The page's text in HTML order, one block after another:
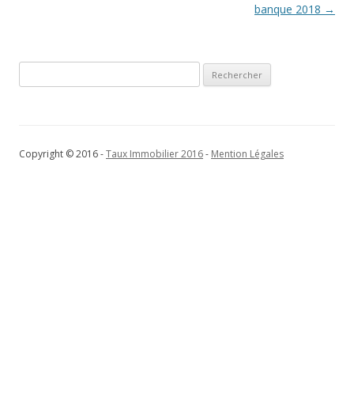
banque 2018 →
Copyright © 2016 -Taux Immobilier 2016- Mention Légales